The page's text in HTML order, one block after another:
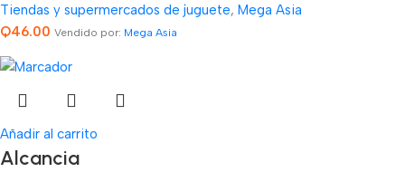
Tiendas y supermercados de juguete, Mega Asia
Q46.00 Vendido por: Mega Asia
Añadir al carrito
Alcancia